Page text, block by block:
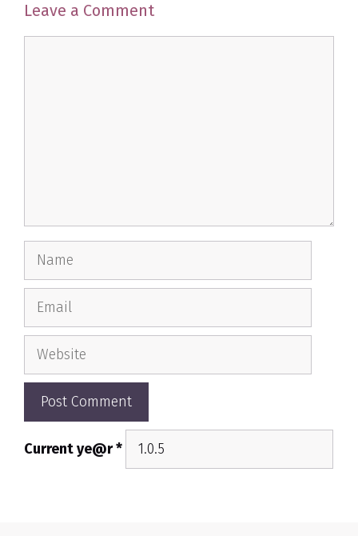
Leave a Comment
Name
Email
Website
Current ye@r*